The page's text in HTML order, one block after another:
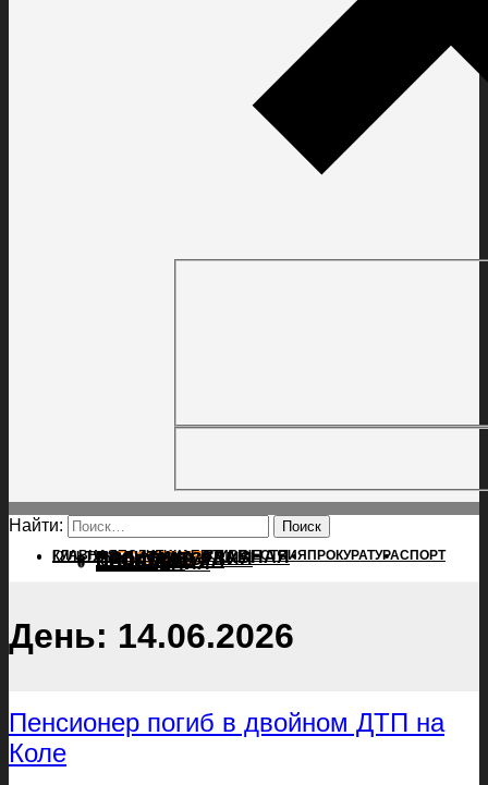
Найти:
ГЛАВНАЯПОЛИТИКАПРОИСШЕСТВИЯ ПРОКУРАТУРАСПОРТ
КУЛЬТУРАПОСЕЛЕНИЯГЛАВНАЯ
ПОЛИТИКА
ПРОИСШЕСТВИЯ
ПРОКУРАТУРА
СПОРТ
КУЛЬТУРА
ПОСЕЛЕНИЯ
День: 14.06.2026
Пенсионер погиб в двойном ДТП на
Коле